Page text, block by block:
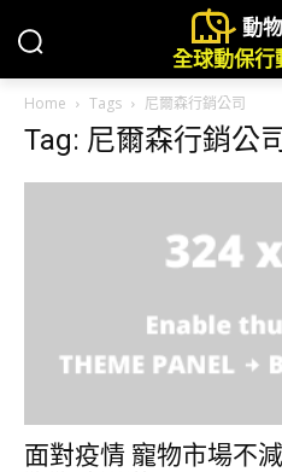
動
全球動保行
Home Tags 尼爾森行銷公司
Tag: 尼爾森行銷公
面對疫情 寵物市場不